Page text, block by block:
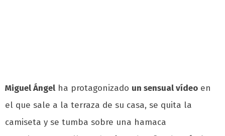
Miguel Ángel ha protagonizado un sensual vídeo en
el que sale a la terraza de su casa, se quita la
camiseta y se tumba sobre una hamaca